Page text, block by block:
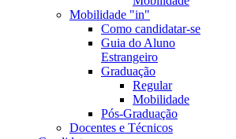
Mobilidade "in"
Como candidatar-se
Guia do Aluno
Estrangeiro
Graduação
Regular
Mobilidade
Pós-Graduação
Docentes e Técnicos